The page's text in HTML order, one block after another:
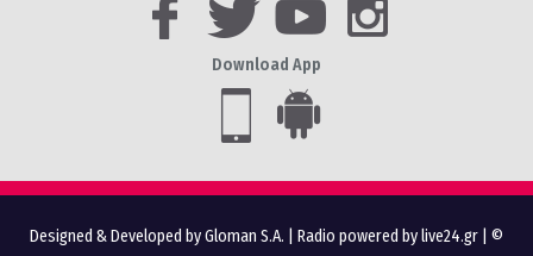
Download App
Designed & Developed by Gloman S.A. Radio powered by live24.gr | ©